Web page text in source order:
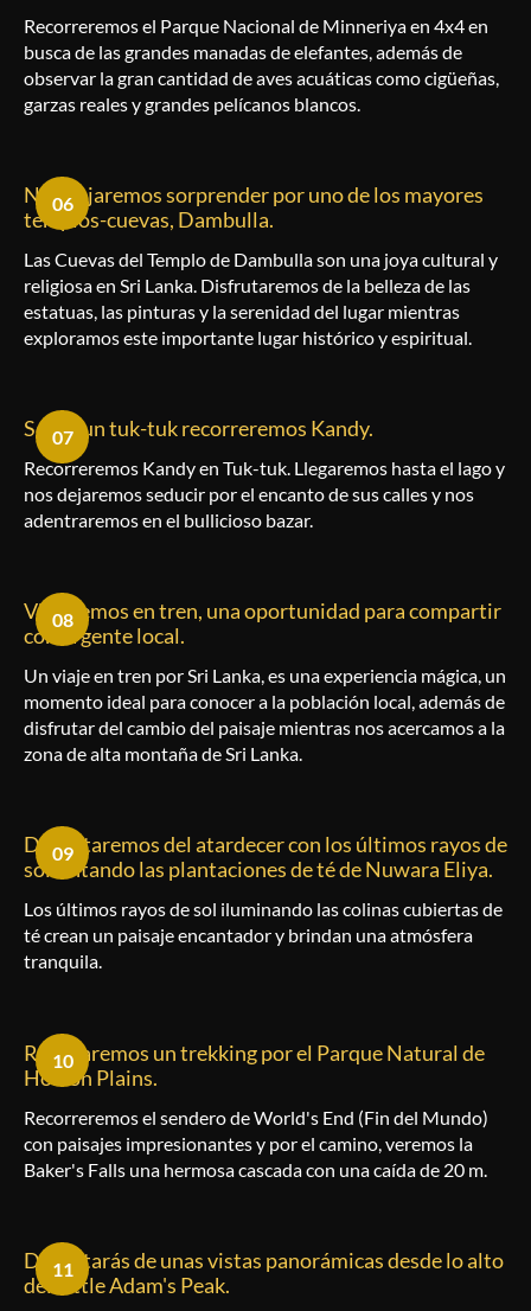
Recorreremos el Parque Nacional de Minneriya en 4x4 en
busca de las grandes manadas de elefantes, además de
observar la gran cantidad de aves acuáticas como cigüeñas,
garzas reales y grandes pelícanos blancos.
Nos dejaremos sorprender por uno de los mayores
templos-cuevas, Dambulla.
06
Las Cuevas del Templo de Dambulla son una joya cultural y
religiosa en Sri Lanka. Disfrutaremos de la belleza de las
estatuas, las pinturas y la serenidad del lugar mientras
exploramos este importante lugar histórico y espiritual.
Sobre un tuk-tuk recorreremos Kandy.
07
Recorreremos Kandy en Tuk-tuk. Llegaremos hasta el lago y
nos dejaremos seducir por el encanto de sus calles y nos
adentraremos en el bullicioso bazar.
Viajaremos en tren, una oportunidad para compartir
con la gente local.
08
Un viaje en tren por Sri Lanka, es una experiencia mágica, un
momento ideal para conocer a la población local, además de
disfrutar del cambio del paisaje mientras nos acercamos a la
zona de alta montaña de Sri Lanka.
Disfrutaremos del atardecer con los últimos rayos de
sol tintando las plantaciones de té de Nuwara Eliya.
09
Los últimos rayos de sol iluminando las colinas cubiertas de
té crean un paisaje encantador y brindan una atmósfera
tranquila.
Realizaremos un trekking por el Parque Natural de
Horton Plains.
10
Recorreremos el senderode World's End (Fin del Mundo)
con paisajes impresionantes y por el camino, veremos la
Baker's Falls una hermosa cascada con una caída de 20 m.
Disfrutarás de unas vistas panorámicas desde lo alto
del Little Adam's Peak.
11